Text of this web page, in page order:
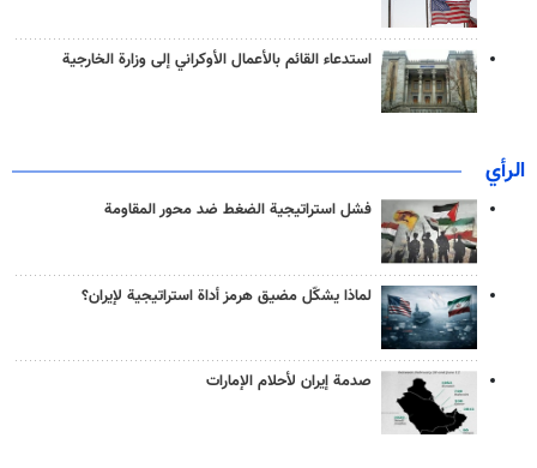
استدعاء القائم بالأعمال الأوكراني إلى وزارة الخارجية
الرأي
فشل استراتيجية الضغط ضد محور المقاومة
لماذا يشكّل مضيق هرمز أداة استراتيجية لإيران؟
صدمة إيران لأحلام الإمارات